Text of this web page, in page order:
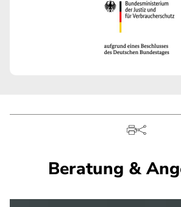
Beratung &